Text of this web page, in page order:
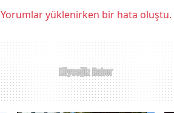
Yorumlar yüklenirken bir hata oluştu.